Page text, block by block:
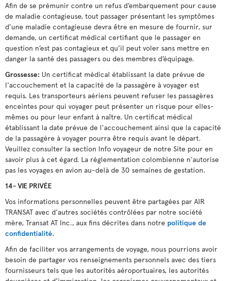
Afin de se prémunir contre un refus d’embarquement pour cause
de maladie contagieuse, tout passager présentant les symptômes
d’une maladie contagieuse devra être en mesure de fournir, sur
demande, un certificat médical certifiant que le passager en
question n’est pas contagieux et qu’il peut voler sans mettre en
danger la santé des passagers ou des membres d’équipage.
Grossesse: Un certificat médical établissant la date prévue de
l'accouchement et la capacité de la passagère à voyager est
requis. Les transporteurs aériens peuvent refuser les passagères
enceintes pour qui voyager peut présenter un risque pour elles-
mêmes ou pour leur enfant à naître. Un certificat médical
établissant la date prévue de l'accouchement ainsi que la capacité
de la passagère à voyager pourra être requis avant le départ.
Veuillez consulter la section Info voyageur de notre Site pour en
savoir plus à cet égard. La réglementation colombienne n'autorise
pas les voyages en avion au-delà de 30 semaines de gestation.
14- VIE PRIVÉE
Vos informations personnelles peuvent être partagées par AIR
TRANSAT avec d'autres sociétés contrôlées par notre société
mère, Transat AT Inc., aux fins décrites dans notre politique de
confidentialité.
Afin de faciliter vos arrangements de voyage, nous pourrions avoir
besoin de partager vos renseignements personnels avec des tiers
fournisseurs tels que les autorités aéroportuaires, les autorités